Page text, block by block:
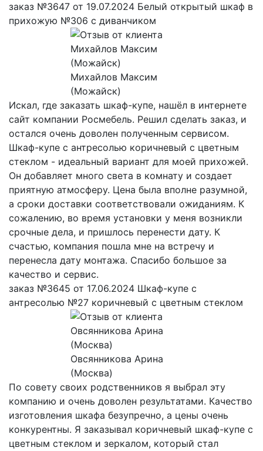
заказ №3647 от 19.07.2024 Белый открытый шкаф в
прихожую №306 с диванчиком
Михайлов Максим
(Можайск)
Искал, где заказать шкаф-купе, нашёл в интернете
сайт компании Росмебель. Решил сделать заказ, и
остался очень доволен полученным сервисом.
Шкаф-купе с антресолью коричневый с цветным
стеклом - идеальный вариант для моей прихожей.
Он добавляет много света в комнату и создает
приятную атмосферу. Цена была вполне разумной,
а сроки доставки соответствовали ожиданиям. К
сожалению, во время установки у меня возникли
срочные дела, и пришлось перенести дату. К
счастью, компания пошла мне на встречу и
перенесла дату монтажа. Спасибо большое за
качество и сервис.
заказ №3645 от 17.06.2024 Шкаф-купе с
антресолью №27 коричневый с цветным стеклом
Овсянникова Арина
(Москва)
По совету своих родственников я выбрал эту
компанию и очень доволен результатами. Качество
изготовления шкафа безупречно, а цены очень
конкурентны. Я заказывал коричневый шкаф-купе с
цветным стеклом и зеркалом, который стал